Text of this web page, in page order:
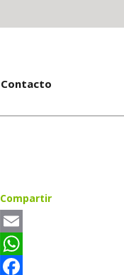
Contacto
Compartir
Email
WhatsApp